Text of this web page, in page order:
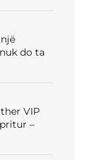
do ta
VIP
–